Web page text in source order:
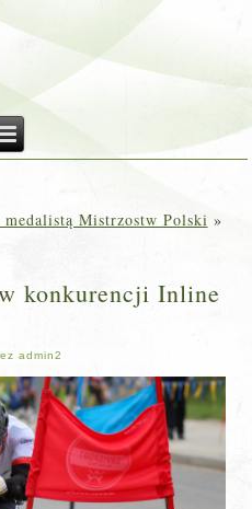
Mistrzostw Polski »
konkurencji Inline
admin2